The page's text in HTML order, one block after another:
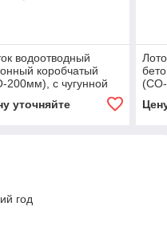
водоотводный
коробчатый
200мм), с чугунной
с водосливом
100.29,8 (20).37(30)
уточняйте
(СО-
КUв
год